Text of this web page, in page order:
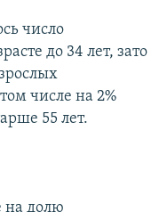
число
до 34 лет, зато
числе на 2%
55 лет.
на долю